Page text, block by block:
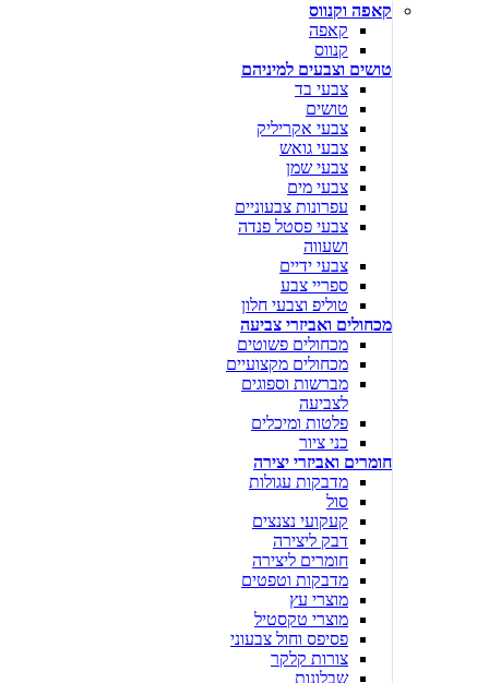
קאפה וקנווס
קאפה
קנווס
טושים וצבעים למיניהם
צבעי בד
טושים
צבעי אקריליק
צבעי גואש
צבעי שמן
צבעי מים
עפרונות צבעוניים
צבעי פסטל פנדה
ושעווה
צבעי ידיים
ספריי צבע
טוליפ וצבעי חלון
מכחולים ואביזרי צביעה
מכחולים פשוטים
מכחולים מקצועיים
מברשות וספוגים
לצביעה
פלטות ומיכלים
כני ציור
חומרים ואביזרי יצירה
מדבקות עגולות
סול
קעקועי נצנצים
דבק ליצירה
חומרים ליצירה
מדבקות וטפטים
מוצרי עץ
מוצרי טקסטיל
פסיפס וחול צבעוני
צורות קלקר
שבלונות